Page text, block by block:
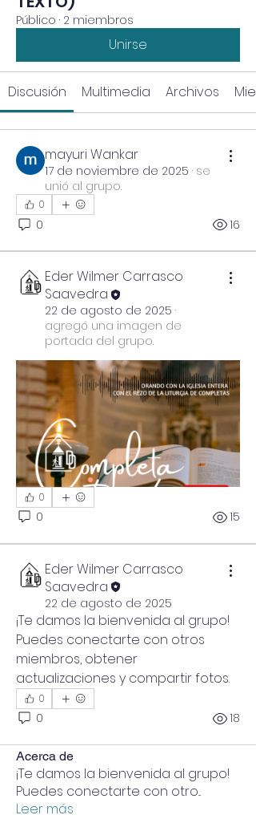
Público · 2 miembros
Unirse
Discusión Multimedia Archivos
mayuri Wankar
17 de noviembre de 2025 · se
unió al grupo.
0
0 16
Eder Wilmer Carrasco
Saavedra
22 de agosto de 2025 ·
agregó una imagen de
portada del grupo.
0
0 15
Eder Wilmer Carrasco
Saavedra
22 de agosto de 2025
¡Te damos la bienvenida al grupo!
Puedes conectarte con otros
miembros, obtener
actualizaciones y compartir fotos.
0
0 18
Acerca de
¡Te damos la bienvenida al grupo!
Puedes conectarte con otro...
Leer más